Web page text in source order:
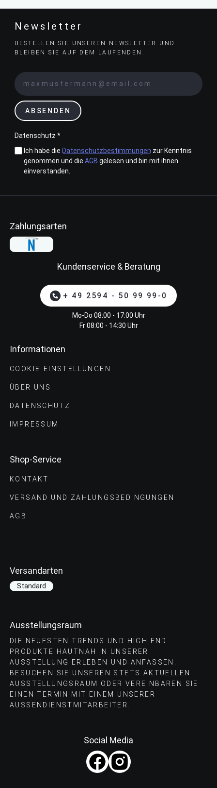
Newsletter
BESTELLEN SIE UNSEREN NEWSLETTER UND
BLEIBEN SIE AUF DEM LAUFENDEN.
ABSENDEN
Datenschutz *
Ich habe die Datenschutzbestimmungen zur Kenntnis
genommen und die AGB gelesen und bin mit ihnen
einverstanden.
Zahlungsarten
Kundenservice & Beratung
+ 49 2594 - 50 99 99-0
Mo-Do 08:00 - 17:00 Uhr
Fr 08:00 - 14:30 Uhr
Informationen
COOKIE-EINSTELLUNGEN
ÜBER UNS
DATENSCHUTZ
IMPRESSUM
Shop-Service
KONTAKT
VERSAND UND ZAHLUNGS­BEDINGUNGEN
AGB
Versandarten
Standard
Ausstellungsraum
DIE NEUESTEN TRENDS UND HIGH END
PRODUKTE HAUTNAH IN UNSERER
AUSSTELLUNG ERLEBEN UND ANFASSEN.
BESUCHEN SIE UNSEREN STETS AKTUELLEN
AUSSTELLUNGSRAUM ODER VEREINBAREN SIE
EINEN TERMIN MIT EINEM UNSERER
AUSSENDIENSTMITARBEITER.
Social Media